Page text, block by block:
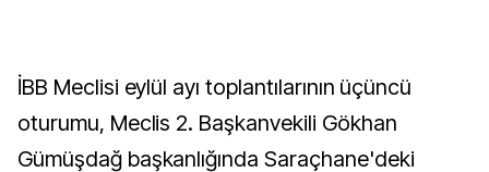
İBB Meclisi eylül ayı toplantılarının üçüncü
oturumu, Meclis 2. Başkanvekili Gökhan
Gümüşdağ başkanlığında Saraçhane'deki